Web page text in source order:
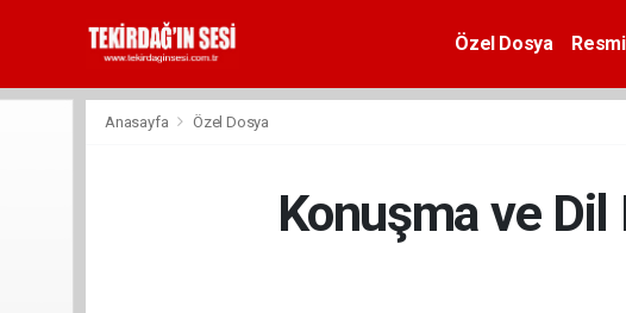
Özel Dosya
Anasayfa Özel Dosya
Konuşma ve